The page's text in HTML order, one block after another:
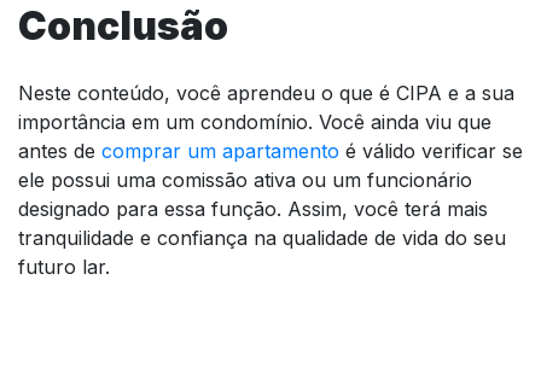
Conclusão
Neste conteúdo, você aprendeu o que é CIPA e a sua
importância em um condomínio. Você ainda viu que
antes de comprar um apartamento é válido verificar se
ele possui uma comissão ativa ou um funcionário
designado para essa função. Assim, você terá mais
tranquilidade e confiança na qualidade de vida do seu
futuro lar.